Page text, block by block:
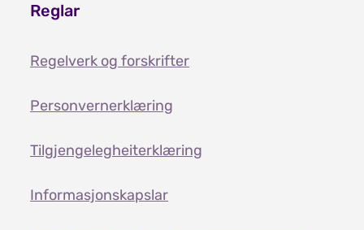
Reglar
Regelverk og forskrifter
Personvernerklæring
Tilgjengelegheiterklæring
Informasjonskapslar